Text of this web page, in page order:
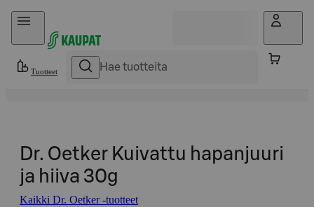
Hyppää sisältöön
Tuotteet
Dr. Oetker Kuivattu hapanjuuri
ja hiiva 30g
Kaikki Dr. Oetker -tuotteet